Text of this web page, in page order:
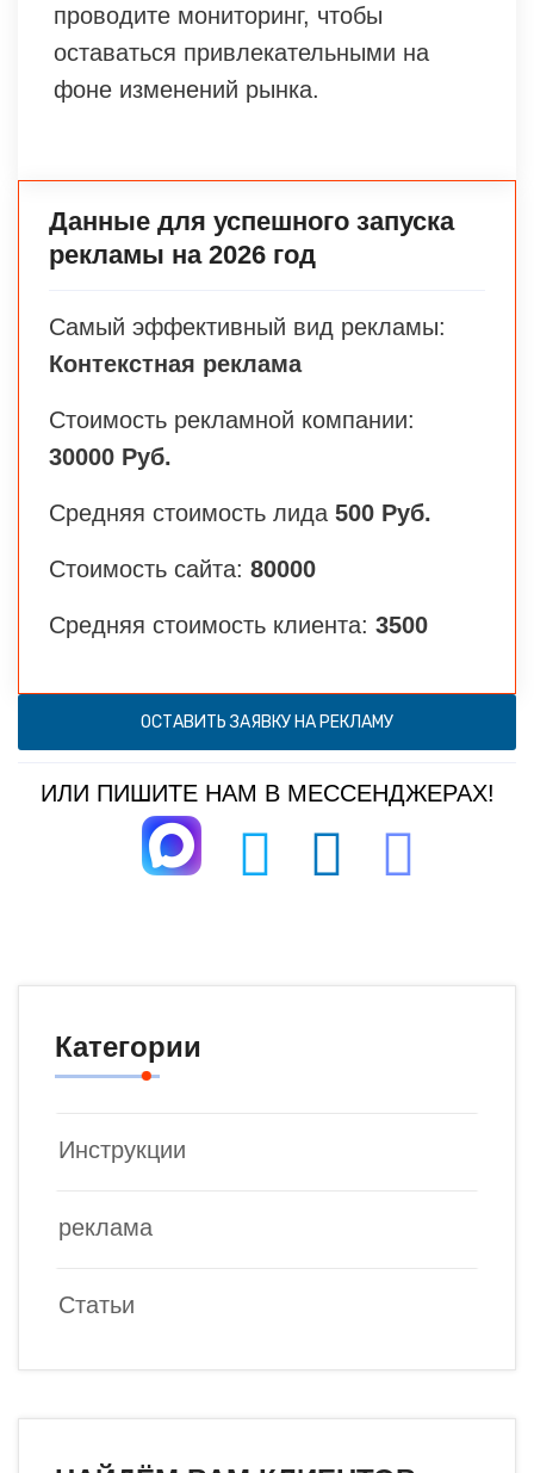
проводите мониторинг, чтобы
оставаться привлекательными на
фоне изменений рынка.
Данные для успешного запуска
рекламы на 2026 год
Самый эффективный вид рекламы:
Контекстная реклама
Стоимость рекламной компании:
30000 Руб.
Средняя стоимость лида 500 Руб.
Стоимость сайта: 80000
Средняя стоимость клиента: 3500
ОСТАВИТЬ ЗАЯВКУ НА РЕКЛАМУ
ИЛИ ПИШИТЕ НАМ В МЕССЕНДЖЕРАХ!
Категории
Инструкции
реклама
Статьи